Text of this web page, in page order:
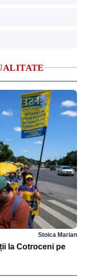
Stoica Marian
la Cotroceni pe